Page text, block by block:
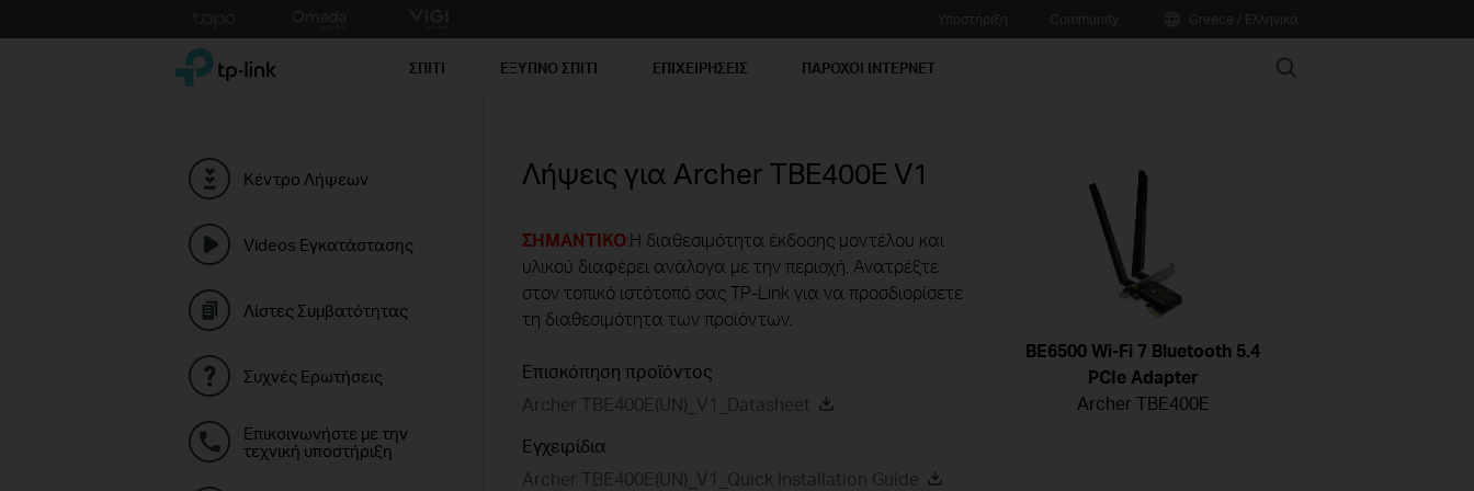
to
TP-Link, Reliably Smart ΣΠΙΤΙ ΕΞΥΠΝΟ ΣΠΙΤΙ ΕΠΙΧΕΙΡΗΣΕΙΣ ΠΑΡΟΧΟΙ ΙΝΤΕΡΝΕΤ Search
Κέντρο Λήψεων
Videos Εγκατάστασης
Λίστες Συμβατότητας
Συχνές Ερωτήσεις
Επικοινωνήστε με την
τεχνική υποστήριξη
Λήψεις για Archer TBE400E V1
ΣΗΜΑΝΤΙΚΟ:Η διαθεσιμότητα έκδοσης μοντέλου και
υλικού διαφέρει ανάλογα με την περιοχή. Ανατρέξτε
στον τοπικό ιστότοπό σας TP-Link για να προσδιορίσετε
τη διαθεσιμότητα των προϊόντων.
Επισκόπηση προϊόντος
Archer TBE400E(UN)_V1_Datasheet
Εγχειρίδια
Archer TBE400E(UN)_V1_Quick Installation Guide
BE6500 Wi-Fi 7 Bluetooth 5.4
PCIe Adapter
Archer TBE400E